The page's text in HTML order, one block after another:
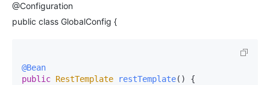
@Configuration
public class GlobalConfig {
@Bean
public RestTemplate restTemplate( ) {